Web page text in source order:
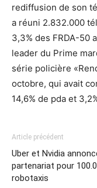
rediffusion de son
a réuni 2.832.000
3,3% des FRDA-50
leader du Prime
série policière
octobre, qui avait
14,6% de pda et
Article précédent
Uber et Nvidia
partenariat pour
robotaxis